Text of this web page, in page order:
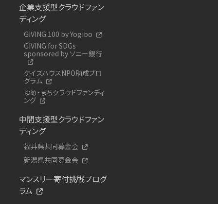
企業支援型クラウドファン
ディング
GIVING 100 by Yogibo
GIVING for SDGs
sponsored by ソニー銀行
ケイズハウスNPO助成プロ
グラム
ゆめ・まちクラウドファンディ
ング
中間支援型クラウドファン
ディング
福井県共同募金会
新潟県共同募金会
マンスリー寄付挑戦プログ
ラム